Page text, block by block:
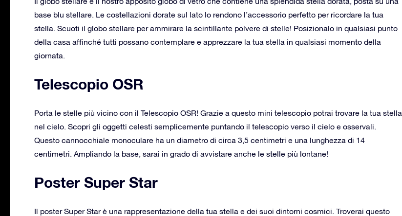
base blu stellare. Le costellazioni dorate sul lato lo rendono l’accessorio perfetto per ricordare la tua
stella. Scuoti il globo stellare per ammirare la scintillante polvere di stelle! Posizionalo in qualsiasi punto
della casa affinché tutti possano contemplare e apprezzare la tua stella in qualsiasi momento della
giornata.
Telescopio OSR
Porta le stelle più vicino con il Telescopio OSR! Grazie a questo mini telescopio potrai trovare la tua stella
nel cielo. Scopri gli oggetti celesti semplicemente puntando il telescopio verso il cielo e osservali.
Questo cannocchiale monoculare ha un diametro di circa 3,5 centimetri e una lunghezza di 14
centimetri. Ampliando la base, sarai in grado di avvistare anche le stelle più lontane!
Poster Super Star
Il poster Super Star è una rappresentazione della tua stella e dei suoi dintorni cosmici. Troverai questo